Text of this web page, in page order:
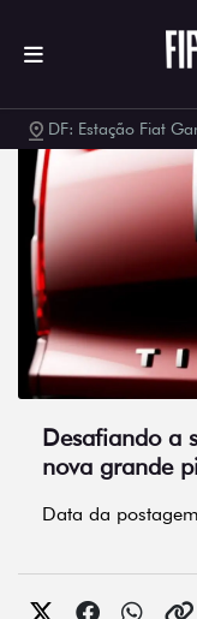
DF: Estação Fiat
Desafiando a
nova grande
Data da